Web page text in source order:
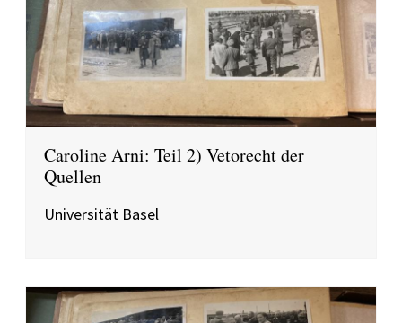
Caroline Arni: Teil 2) Vetorecht der
Quellen
Universität Basel